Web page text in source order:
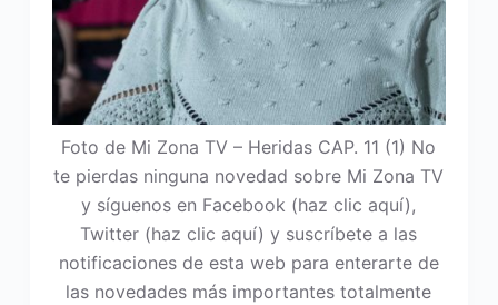
Foto de Mi Zona TV – Heridas CAP. 11 (1) No
te pierdas ninguna novedad sobre Mi Zona TV
y síguenos en Facebook (haz clic aquí),
Twitter (haz clic aquí) y suscríbete a las
notificaciones de esta web para enterarte de
las novedades más importantes totalmente